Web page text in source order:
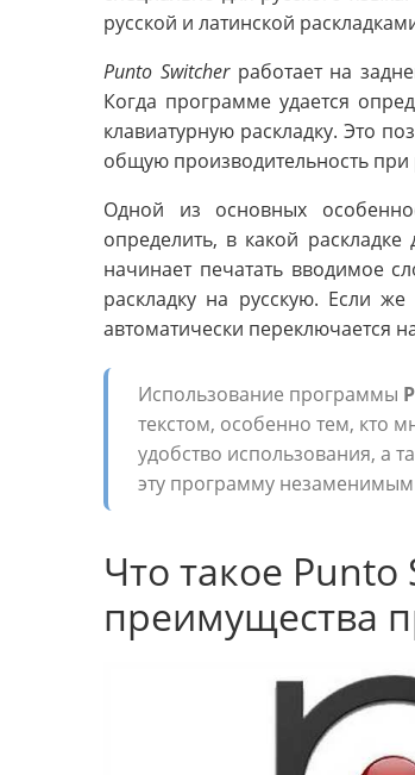
русской и латинской
Punto Switcherработает на
Когда программе удается
клавиатурную раскладку. Это
общую производительность при
Одной из основных
определить, в какой
начинает печатать вводимое
раскладку на русскую. Если же
автоматически переключается
Использование программы
текстом, особенно тем, кто
удобство использования, а
эту программу незаменимым
Что такое
преимущества